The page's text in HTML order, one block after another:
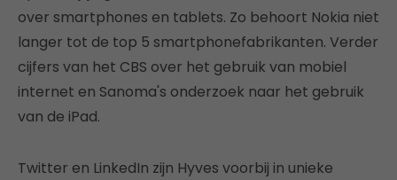
over smartphones en tablets. Zo behoort Nokia niet
langer tot de top 5 smartphonefabrikanten. Verder
cijfers van het CBS over het gebruik van mobiel
internet en Sanoma's onderzoek naar het gebruik
van de iPad.
Twitter en LinkedIn zijn Hyves voorbij in unieke